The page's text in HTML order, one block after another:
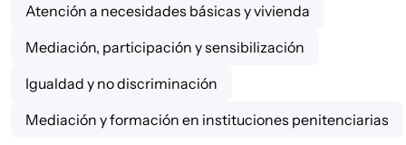
Atención a necesidades básicas y vivienda
Mediación, participación y sensibilización
Igualdad y no discriminación
Mediación y formación en instituciones penitenciarias